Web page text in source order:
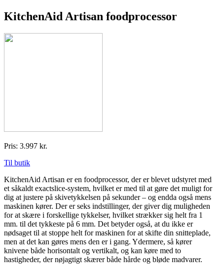
KitchenAid Artisan foodprocessor
Pris: 3.997 kr.
Til butik
KitchenAid Artisan er en foodprocessor, der er blevet udstyret med
et såkaldt exactslice-system, hvilket er med til at gøre det muligt for
dig at justere på skivetykkelsen på sekunder – og endda også mens
maskinen kører. Der er seks indstillinger, der giver dig muligheden
for at skære i forskellige tykkelser, hvilket strækker sig helt fra 1
mm. til det tykkeste på 6 mm. Det betyder også, at du ikke er
nødsaget til at stoppe helt for maskinen for at skifte din snitteplade,
men at det kan gøres mens den er i gang. Ydermere, så kører
knivene både horisontalt og vertikalt, og kan køre med to
hastigheder, der nøjagtigt skærer både hårde og bløde madvarer.